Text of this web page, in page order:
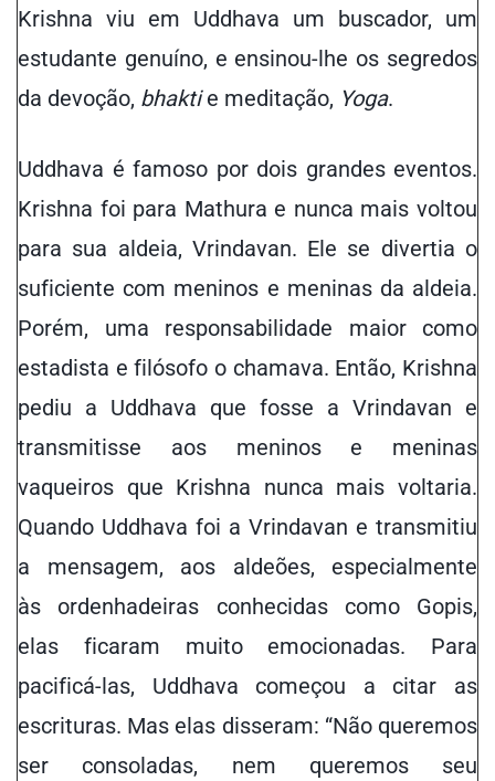
Krishna viu em Uddhava um buscador, um
estudante genuíno, e ensinou-lhe os segredos
da devoção, bhaktie meditação, Yoga.
Uddhava é famoso por dois grandes eventos.
Krishna foi para Mathura e nunca mais voltou
para sua aldeia, Vrindavan. Ele se divertia o
suficiente com meninos e meninas da aldeia.
Porém, uma responsabilidade maior como
estadista e filósofo o chamava. Então, Krishna
pediu a Uddhava que fosse a Vrindavan e
transmitisse aos meninos e meninas
vaqueiros que Krishna nunca mais voltaria.
Quando Uddhava foi a Vrindavan e transmitiu
a mensagem, aos aldeões, especialmente
às ordenhadeiras conhecidas como Gopis,
elas ficaram muito emocionadas. Para
pacificá-las, Uddhava começou a citar as
escrituras. Mas elas disseram: “Não queremos
ser consoladas, nem queremos seu